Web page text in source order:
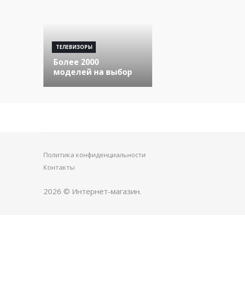
ТЕЛЕВИЗОРЫ
Более 2000
моделей на выбор
Политика конфиденциальности
Контакты
2026 © Интернет-магазин.